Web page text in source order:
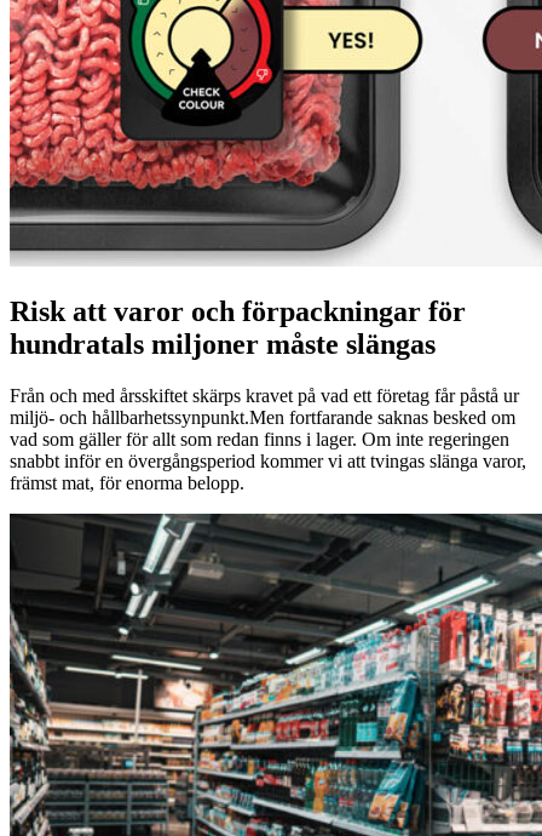
Risk att varor och förpackningar för
hundratals miljoner måste slängas
Från och med årsskiftet skärps kravet på vad ett företag får påstå ur
miljö- och hållbarhetssynpunkt.Men fortfarande saknas besked om
vad som gäller för allt som redan finns i lager. Om inte regeringen
snabbt inför en övergångsperiod kommer vi att tvingas slänga varor,
främst mat, för enorma belopp.